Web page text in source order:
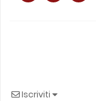
Iscriviti